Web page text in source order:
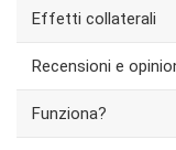
Effetti collaterali
Recensioni e
Funziona?